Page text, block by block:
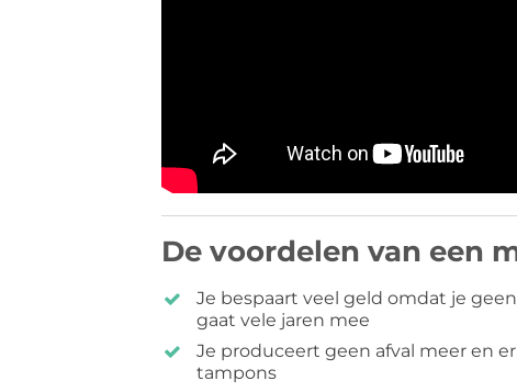
De voordelen van een
Je bespaart veel geld omdat je
gaat vele jaren mee
Je produceert geen afval meer en
tampons